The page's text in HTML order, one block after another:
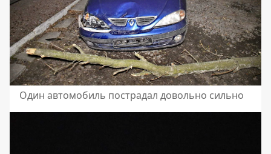
Один автомобиль пострадал довольно сильно